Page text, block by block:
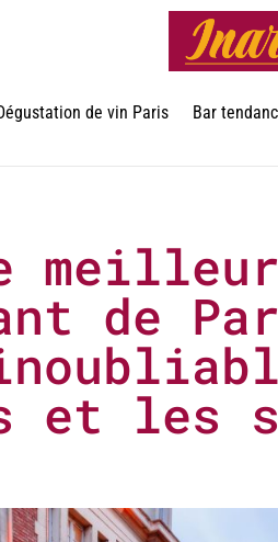
de vin Paris Bar
meilleur
de
et les